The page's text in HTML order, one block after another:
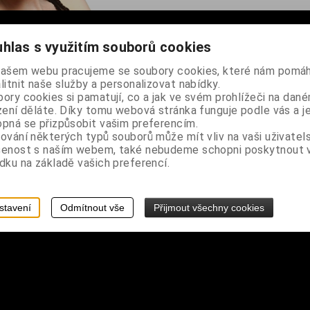
části jsou dvě kovové spony sloužící k uchycení, dodáváno
s využitím souborů cookies
webu pracujeme se soubory cookies, které nám
naše služby a personalizovat nabídky.
cookies si pamatují, co a jak ve svém prohlížeči na
děláte. Díky tomu webová stránka funguje podle vás a je
se přizpůsobit vašim preferencím.
některých typů souborů může mít vliv na vaši
s naším webem, také nebudeme schopni poskytnout
na základě vašich preferencí.
Odmítnout vše Přijmout všechny cookies